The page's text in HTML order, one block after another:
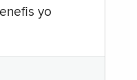
yo